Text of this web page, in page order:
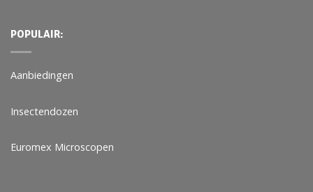
POPULAIR:
Aanbiedingen
Insectendozen
Euromex Microscopen